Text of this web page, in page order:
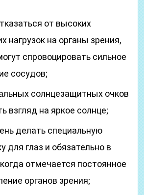
от высоких
нагрузок на органы зрения,
спровоцировать сильное
сосудов;
солнцезащитных очков
взгляд на яркое солнце;
делать специальную
для глаз и обязательно в
отмечается постоянное
органов зрения;